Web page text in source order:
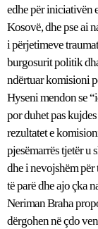
edhe për iniciativën
Kosovë, dhe pse ai
i përjetimeve
burgosurit politik
ndërtuar komisioni
Hyseni mendon se
por duhet pas
rezultatet e
pjesëmarrës tjetër u
dhe i nevojshëm për
të parë dhe ajo çka
Neriman Braha
dërgohen në çdo